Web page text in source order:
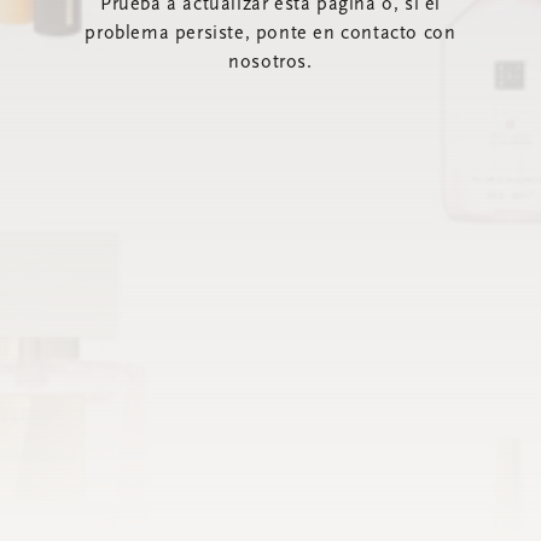
Prueba a actualizar esta página o, si el
problema persiste, ponte en contacto con
nosotros.